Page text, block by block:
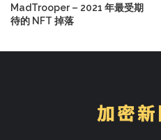
MadTrooper – 2021 年最受期
待的 NFT 掉落